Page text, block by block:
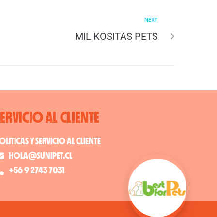
NEXT
MIL KOSITAS PETS
AL CLIENTE
Y SERVICIO AL CLIENTE
HOLA@SUNIPET.CL
+56 9 2743 7031